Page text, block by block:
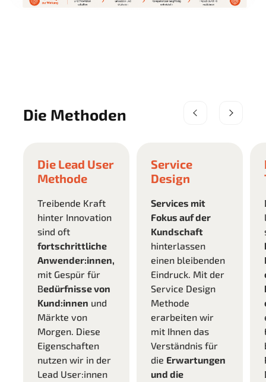
Die Methoden
Die Lead User
Methode
Treibende Kraft
hinter Innovation
sind oft
fortschrittliche
Anwender:innen,
mit Gespür für
Bedürfnisse von
Kund:innen und
Märkte von
Morgen. Diese
Eigenschaften
nutzen wir in der
Lead User:innen
Service
Design
Services mit
Fokus auf der
Kundschaft
hinterlassen
einen bleibenden
Eindruck. Mit der
Service Design
Methode
erarbeiten wir
mit Ihnen das
Verständnis für
die Erwartungen
und die